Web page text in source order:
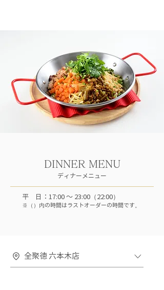
DINNER MENU
ディナーメニュー
平 日：17:00 ～ 23:00（22:00）
※（）内の時間はラストオーダーの時間です。
全聚徳 六本木店